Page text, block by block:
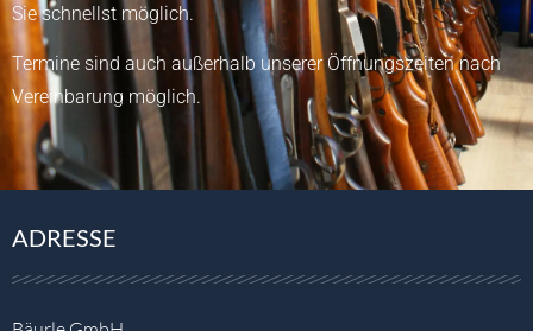
Sie schnellst möglich.
Termine sind auch außerhalb unserer Öffnungszeiten nach
Vereinbarung möglich.
ADRESSE